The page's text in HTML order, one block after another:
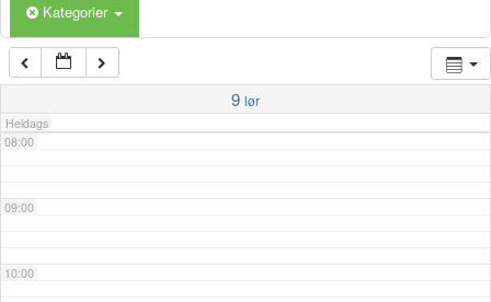
Kategorier
9 lør
Heldags
06:00
07:00
08:00
09:00
10:00